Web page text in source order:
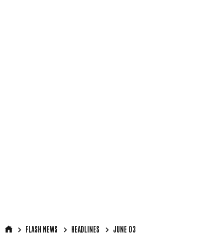
FLASH NEWS HEADLINES JUNE 03